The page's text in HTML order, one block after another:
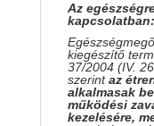
Az
kapcsolatban:
kiegészítő
37/2004 (IV.
szerintaz
alkalmasak
működési
kezelésére,